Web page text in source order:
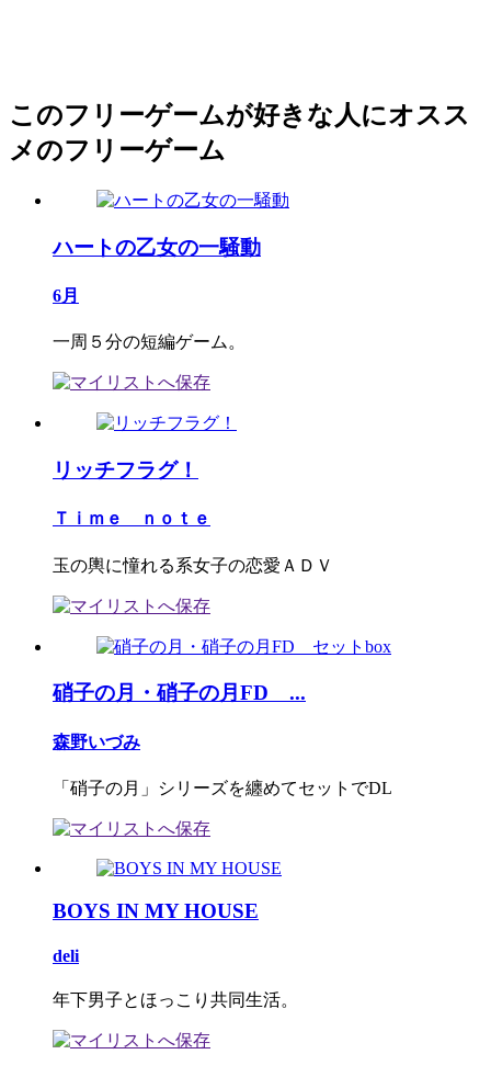
このフリーゲームが好きな人にオスス
メのフリーゲーム
ハートの乙女の一騒動
6月
一周５分の短編ゲーム。
リッチフラグ！
Ｔｉｍｅ ｎｏｔｅ
玉の輿に憧れる系女子の恋愛ＡＤＶ
硝子の月・硝子の月FD ...
森野いづみ
「硝子の月」シリーズを纏めてセットでDL
BOYS IN MY HOUSE
deli
年下男子とほっこり共同生活。